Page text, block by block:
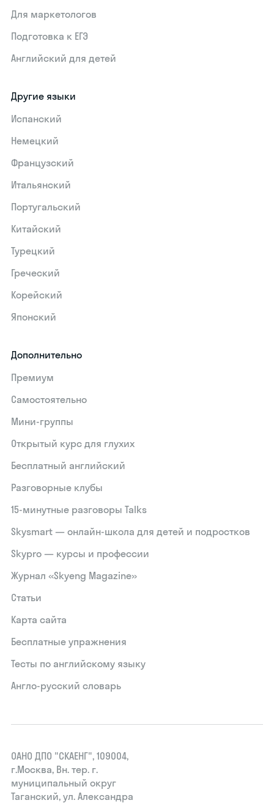
Для маркетологов
Подготовка к ЕГЭ
Английский для детей
Другие языки
Испанский
Немецкий
Французский
Итальянский
Португальский
Китайский
Турецкий
Греческий
Корейский
Японский
Дополнительно
Премиум
Самостоятельно
Мини-группы
Открытый курс для глухих
Бесплатный английский
Разговорные клубы
15‑минутные разговоры Talks
Skysmart — онлайн-школа для детей и подростков
Skypro — курсы и профессии
Журнал «Skyeng Magazine»
Статьи
Карта сайта
Бесплатные упражнения
Тесты по английскому языку
Англо-русский словарь
ОАНО ДПО "СКАЕНГ", 109004,
г.Москва, Вн. тер. г.
муниципальный округ
Таганский, ул. Александра